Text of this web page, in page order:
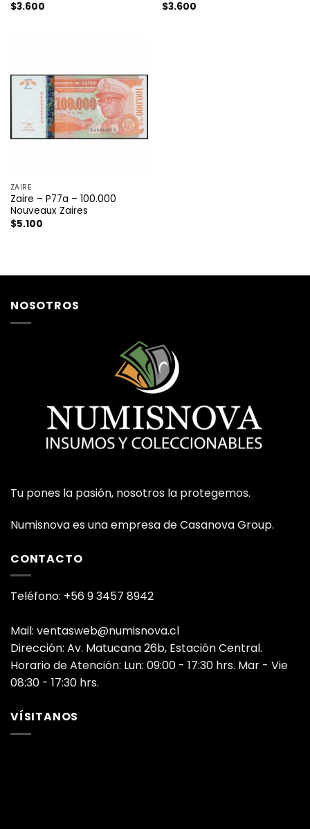
$3.600
$3.600
ZAIRE
Zaire – P77a – 100.000
Nouveaux Zaires
$5.100
NOSOTROS
Tu pones la pasión, nosotros la protegemos.
Numisnova es una empresa de Casanova Group.
CONTACTO
Teléfono: +56 9 3457 8942
Mail: ventasweb@numisnova.cl
Dirección: Av. Matucana 26b, Estación Central.
Horario de Atención: Lun: 09:00 - 17:30 hrs. Mar - Vie
08:30 - 17:30 hrs.
VÍSITANOS